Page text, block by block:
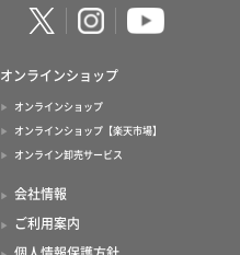
オンラインショップ
オンラインショップ
オンラインショップ【楽天市場】
オンライン卸売サービス
会社情報
ご利用案内